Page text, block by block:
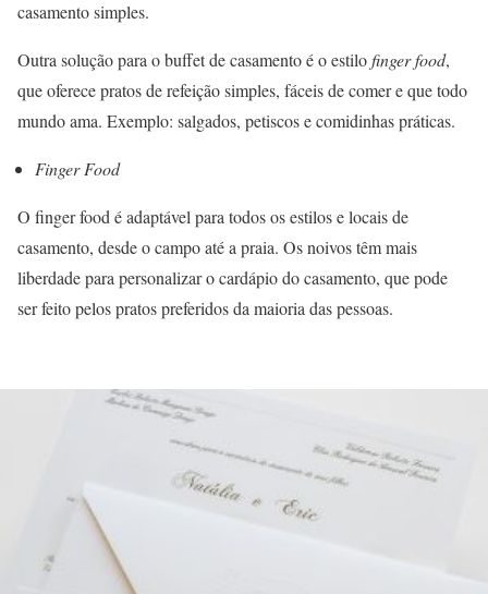
casamento simples.
Outra solução para o buffet de casamento é o estilofinger food,
que oferece pratos de refeição simples, fáceis de comer e que todo
mundo ama. Exemplo: salgados, petiscos e comidinhas práticas.
Finger Food
O finger food é adaptável para todos os estilos e locais de
casamento, desde o campo até a praia. Os noivos têm mais
liberdade para personalizar o cardápio do casamento, que pode
ser feito pelos pratos preferidos da maioria das pessoas.